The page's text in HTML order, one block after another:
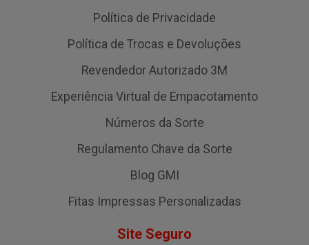
Política de Privacidade
Política de Trocas e Devoluções
Revendedor Autorizado 3M
Experiência Virtual de Empacotamento
Números da Sorte
Regulamento Chave da Sorte
Blog GMI
Fitas Impressas Personalizadas
Site Seguro